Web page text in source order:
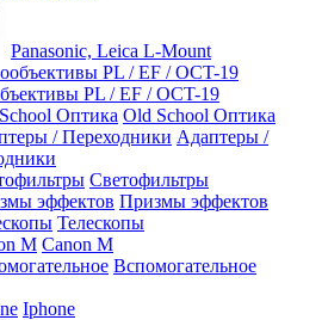
Panasonic, Leica L-Mount
PL / EF / OCT-19
Old School Оптика
Адаптеры /
Светофильтры
Призмы эффектов
Телескопы
Canon M
Вспомогательное
Iphone